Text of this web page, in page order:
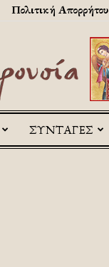
Πολιτική Απορρήτου
ΣΥΝΤΑΓΕΣ